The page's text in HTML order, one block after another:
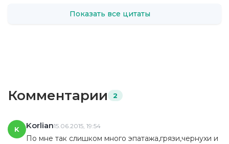
Показать все цитаты
Комментарии 2
K Korlian15.06.2015, 19:54
По мне так слишком много эпатажа,грязи,чернухи и